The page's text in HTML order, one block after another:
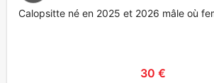
Calopsitte né en 2025 et 2026 mâle où
30 €